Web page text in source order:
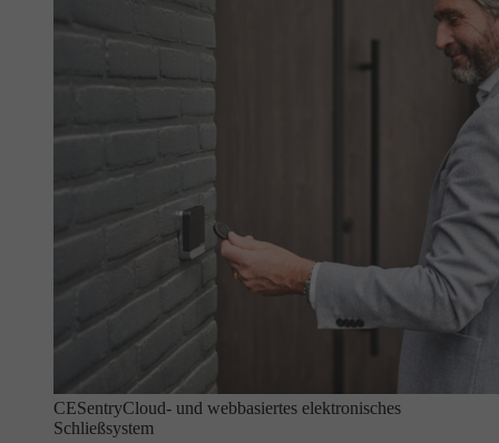
CESentryCloud- und webbasiertes elektronisches
Schließsystem